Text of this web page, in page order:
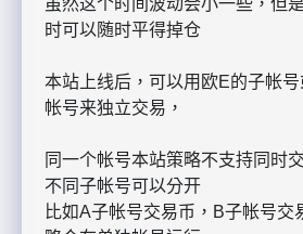
虽然这个时间波动会小一些，但
时可以随时平得掉仓
本站上线后，可以用欧E的子帐
帐号来独立交易，
同一个帐号本站策略不支持同时
不同子帐号可以分开
比如A子帐号交易币，B子帐号交